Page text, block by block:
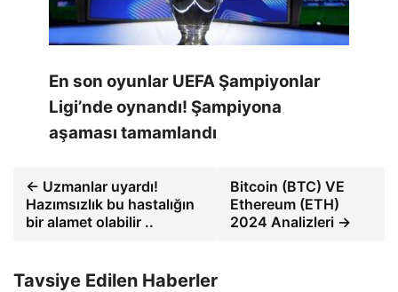
En son oyunlar UEFA Şampiyonlar
Ligi’nde oynandı! Şampiyona
aşaması tamamlandı
← Uzmanlar uyardı!
Hazımsızlık bu hastalığın
bir alamet olabilir ..
Bitcoin (BTC) VE
Ethereum (ETH)
2024 Analizleri →
Tavsiye Edilen Haberler